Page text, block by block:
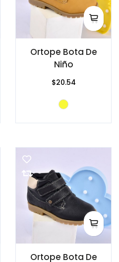
Ortope Bota De
Niño
$20.54
Ortope Bota De